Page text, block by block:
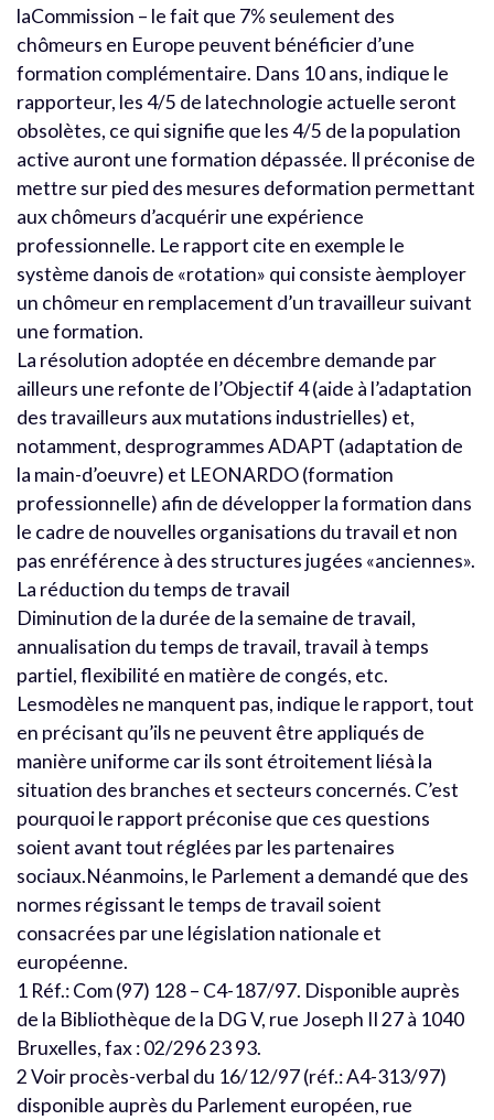
laCommission – le fait que 7% seulement des
chômeurs en Europe peuvent bénéficier d’une
formation complémentaire. Dans 10 ans, indique le
rapporteur, les 4/5 de latechnologie actuelle seront
obsolètes, ce qui signifie que les 4/5 de la population
active auront une formation dépassée. Il préconise de
mettre sur pied des mesures deformation permettant
aux chômeurs d’acquérir une expérience
professionnelle. Le rapport cite en exemple le
système danois de «rotation» qui consiste àemployer
un chômeur en remplacement d’un travailleur suivant
une formation.
La résolution adoptée en décembre demande par
ailleurs une refonte de l’Objectif 4 (aide à l’adaptation
des travailleurs aux mutations industrielles) et,
notamment, desprogrammes ADAPT (adaptation de
la main-d’oeuvre) et LEONARDO (formation
professionnelle) afin de développer la formation dans
le cadre de nouvelles organisations du travail et non
pas enréférence à des structures jugées «anciennes».
La réduction du temps de travail
Diminution de la durée de la semaine de travail,
annualisation du temps de travail, travail à temps
partiel, flexibilité en matière de congés, etc.
Lesmodèles ne manquent pas, indique le rapport, tout
en précisant qu’ils ne peuvent être appliqués de
manière uniforme car ils sont étroitement liésà la
situation des branches et secteurs concernés. C’est
pourquoi le rapport préconise que ces questions
soient avant tout réglées par les partenaires
sociaux.Néanmoins, le Parlement a demandé que des
normes régissant le temps de travail soient
consacrées par une législation nationale et
européenne.
1 Réf.: Com (97) 128 – C4-187/97. Disponible auprès
de la Bibliothèque de la DG V, rue Joseph II 27 à 1040
Bruxelles, fax : 02/296 23 93.
2 Voir procès-verbal du 16/12/97 (réf.: A4-313/97)
disponible auprès du Parlement européen, rue